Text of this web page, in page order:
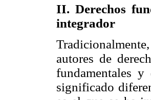
II. Derechos
integrador
autores de
fundamentales y
significado